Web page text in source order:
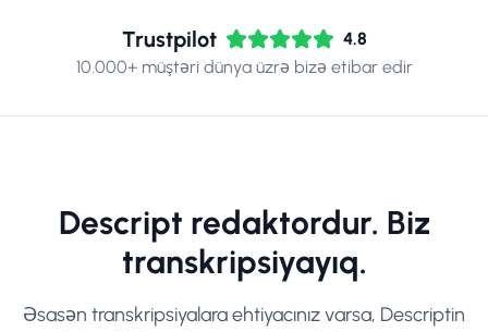
Trustpilot
4.8
10.000+ müştəri dünya üzrə bizə etibar edir
Descript redaktordur. Biz
transkripsiyayıq.
Əsasən transkripsiyalara ehtiyacınız varsa, Descriptin